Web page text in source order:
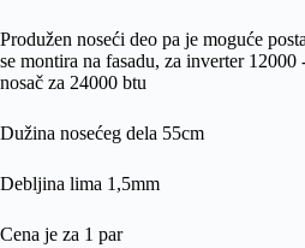
Produžen noseći deo pa je moguće
se montira na fasadu, za inverter
nosač za 24000 btu
Dužina nosećeg dela 55cm
Debljina lima 1,5mm
Cena je za 1 par